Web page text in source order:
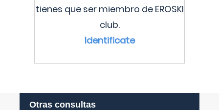
tienes que ser miembro de EROSKI
club.
Identificate
Otras consultas